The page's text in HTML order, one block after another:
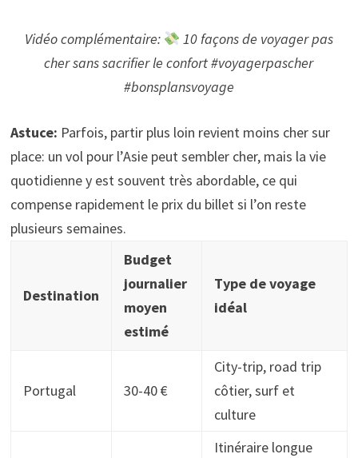
Vidéo complémentaire:
10 façons de voyager pas
cher sans sacrifier le confort #voyagerpascher
#bonsplansvoyage
Astuce: Parfois, partir plus loin revient moins cher sur
place: un vol pour l’Asie peut sembler cher, mais la vie
quotidienne y est souvent très abordable, ce qui
compense rapidement le prix du billet si l’on reste
plusieurs semaines.
Destination
Budget
journalier
moyen
estimé
Type de voyage
idéal
Portugal 30-40 €
City-trip, road trip
côtier, surf et
culture
Itinéraire longue